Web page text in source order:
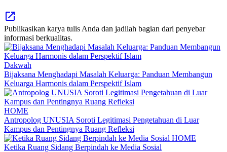
Publikasikan karya tulis Anda dan jadilah bagian dari penyebar
informasi berkualitas.
Dakwah
Bijaksana Menghadapi Masalah Keluarga: Panduan Membangun
Keluarga Harmonis dalam Perspektif Islam
HOME
Antropolog UNUSIA Soroti Legitimasi Pengetahuan di Luar
Kampus dan Pentingnya Ruang Refleksi
HOME
Ketika Ruang Sidang Berpindah ke Media Sosial